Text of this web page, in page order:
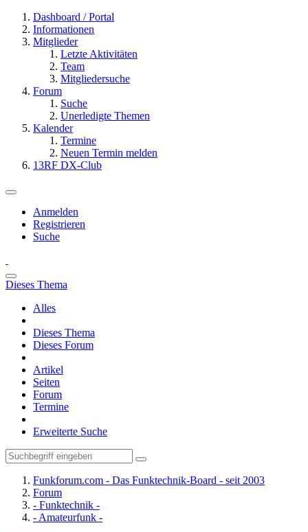
Dashboard / Portal
Informationen
Mitglieder
Letzte Aktivitäten
Team
Mitgliedersuche
Forum
Suche
Unerledigte Themen
Kalender
Termine
Neuen Termin melden
13RF DX-Club
Anmelden
Registrieren
Suche
Dieses Thema
Alles
Dieses Thema
Dieses Forum
Artikel
Seiten
Forum
Termine
Erweiterte Suche
Funkforum.com - Das Funktechnik-Board - seit 2003
Forum
- Funktechnik -
- Amateurfunk -